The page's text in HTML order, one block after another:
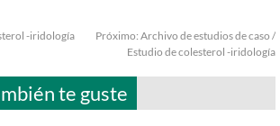
-iridología Próximo: Archivo de estudios de caso /
Estudio de colesterol -iridología
te guste